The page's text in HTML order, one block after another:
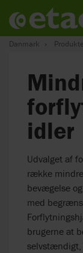
Danmark
idler
Udvalget af
række
bevægelse
med
brugerne at
selvstændigt,